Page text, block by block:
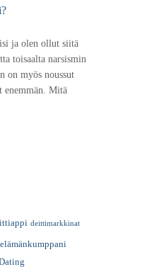
ja olen ollut siitä
toisaalta narsismin
on myös noussut
enemmän. Mitä
deittimarkkinat
elämänkumppani